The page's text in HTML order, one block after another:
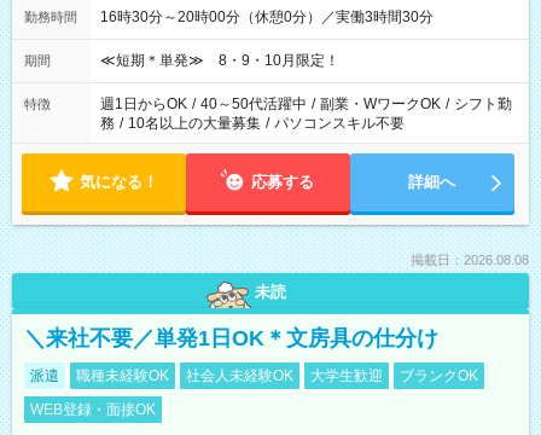
勤務時間 16時30分～20時00分（休憩0分）／実働3時間30分
期間 ≪短期＊単発≫ 8・9・10月限定！
特徴 週1日からOK / 40～50代活躍中 / 副業・WワークOK / シフト勤
務 / 10名以上の大量募集 / パソコンスキル不要
気になる！ 応募する 詳細へ
掲載日：2026.08.08
未読
＼来社不要／単発1日OK＊文房具の仕分け
派遣 職種未経験OK 社会人未経験OK 大学生歓迎
ブランクOK
WEB登録・面接OK